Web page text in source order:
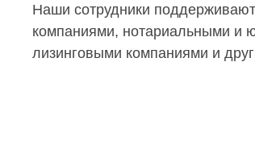
Наши сотрудники
компаниями, нотариальными и
лизинговыми компаниями и